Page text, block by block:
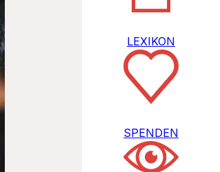
LEXIKON
SPENDEN